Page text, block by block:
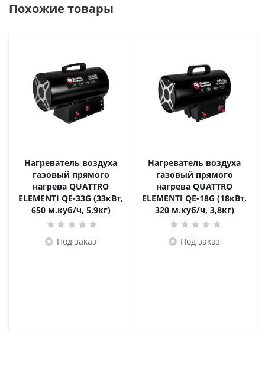
Похожие товары
Нагреватель воздуха
газовый прямого
нагрева QUATTRO
ELEMENTI QE-33G (33кВт,
650 м.куб/ч, 5.9кг)
Под заказ
Нагреватель воздуха
газовый прямого
нагрева QUATTRO
ELEMENTI QE-18G (18кВт,
320 м.куб/ч, 3,8кг)
Под заказ